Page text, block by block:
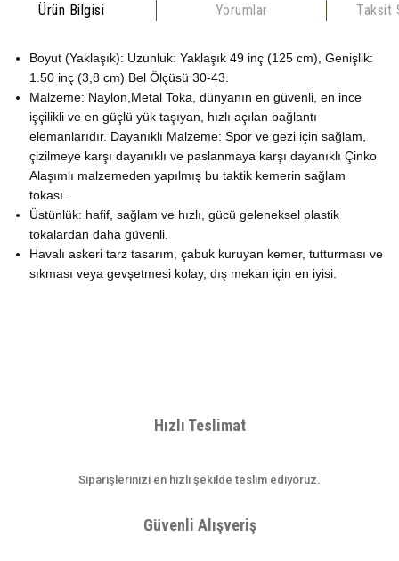
Ürün Bilgisi Yorumlar Taksit
Boyut (Yaklaşık): Uzunluk: Yaklaşık 49 inç (125 cm), Genişlik:
1.50 inç (3,8 cm) Bel Ölçüsü 30-43.
Malzeme: Naylon,Metal Toka, dünyanın en güvenli, en ince
işçilikli ve en güçlü yük taşıyan, hızlı açılan bağlantı
elemanlarıdır. Dayanıklı Malzeme: Spor ve gezi için sağlam,
çizilmeye karşı dayanıklı ve paslanmaya karşı dayanıklı Çinko
Alaşımlı malzemeden yapılmış bu taktik kemerin sağlam
tokası.
Üstünlük: hafif, sağlam ve hızlı, gücü geleneksel plastik
tokalardan daha güvenli.
Havalı askeri tarz tasarım, çabuk kuruyan kemer, tutturması ve
sıkması veya gevşetmesi kolay, dış mekan için en iyisi.
Yorum Yaz
Ürün açıklamasında eksik bilgiler bulunuyor.
Hızlı Teslimat
Siparişlerinizi en hızlı şekilde teslim ediyoruz.
Güvenli Alışveriş